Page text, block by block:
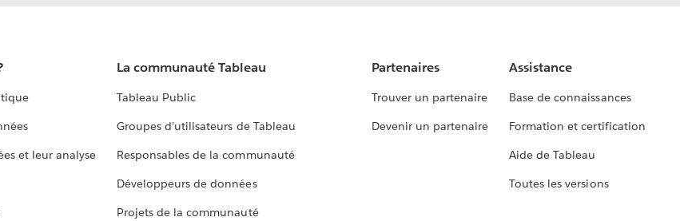
et leur analyse
La communauté Tableau
Tableau Public
Groupes d’utilisateurs de Tableau
Responsables de la communauté
Développeurs de données
Projets de la communauté
Partenaires
Trouver un partenaire
Devenir un partenaire
Assistance
Base de connaissances
Formation et certification
Aide de Tableau
Toutes les versions